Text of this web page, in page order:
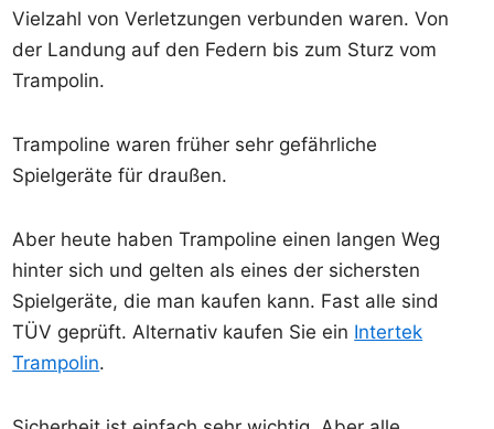
Vielzahl von Verletzungen verbunden waren. Von
der Landung auf den Federn bis zum Sturz vom
Trampolin.
Trampoline waren früher sehr gefährliche
Spielgeräte für draußen.
Aber heute haben Trampoline einen langen Weg
hinter sich und gelten als eines der sichersten
Spielgeräte, die man kaufen kann. Fast alle sind
TÜV geprüft. Alternativ kaufen Sie ein Intertek
Trampolin.